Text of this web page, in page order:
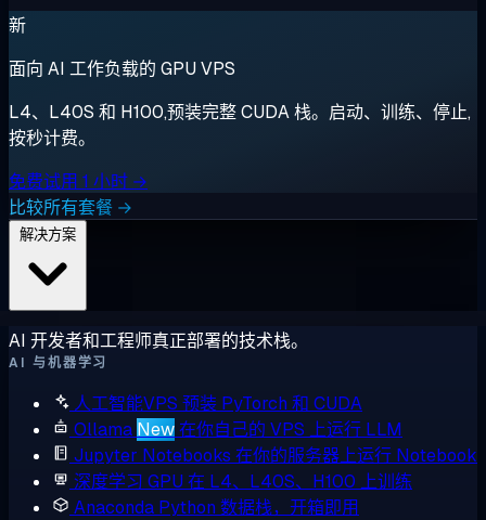
新
面向 AI 工作负载的 GPU VPS
L4、L40S 和 H100,预装完整 CUDA 栈。启动、训练、停止,
按秒计费。
免费试用 1 小时 →
比较所有套餐 →
AI 开发者和工程师真正部署的技术栈。
AI 与机器学习
人工智能VPS 预装 PyTorch 和 CUDA
Ollama New在你自己的 VPS 上运行 LLM
Jupyter Notebooks 在你的服务器上运行 Notebook
深度学习 GPU 在 L4、L40S、H100 上训练
Anaconda Python 数据栈，开箱即用